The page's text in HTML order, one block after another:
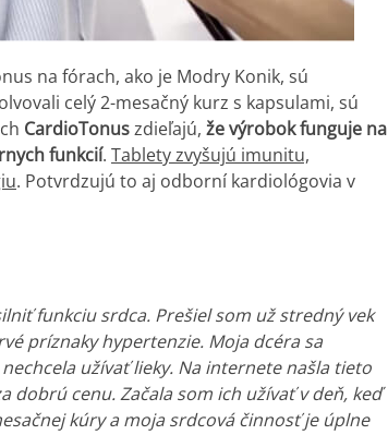
na fórach, ako je Modry Konik, sú
celý 2-mesačný kurz s kapsulami, sú
CardioTonuszdieľajú, že výrobok funguje na
funkcií. Tablety zvyšujú imunitu,
. Potvrdzujú to aj odborní kardiológovia v
funkciu srdca. Prešiel som už stredný vek
príznaky hypertenzie. Moja dcéra sa
užívať lieky. Na internete našla tieto
dobrú cenu.Začala som ich užívať v deň, keď
kúry a moja srdcová činnosť je úplne